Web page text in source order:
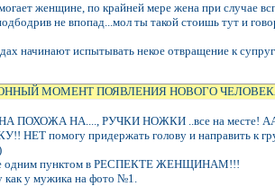
женщине, по крайней мере жена при случае
не впопад...мол ты такой стоишь тут и
начинают испытывать некое отвращение к
МОМЕНТ ПОЯВЛЕНИЯ НОВОГО
ПОХОЖА НА...., РУЧКИ НОЖКИ ..все на
НЕТ помогу придержать голову и
одним пунктом в РЕСПЕКТЕ ЖЕНЩИНАМ!!!
как у мужика на фото №1.